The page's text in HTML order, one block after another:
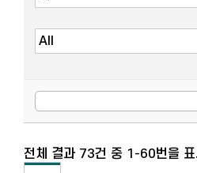
전체 결과 73건 중 1-60번을 표